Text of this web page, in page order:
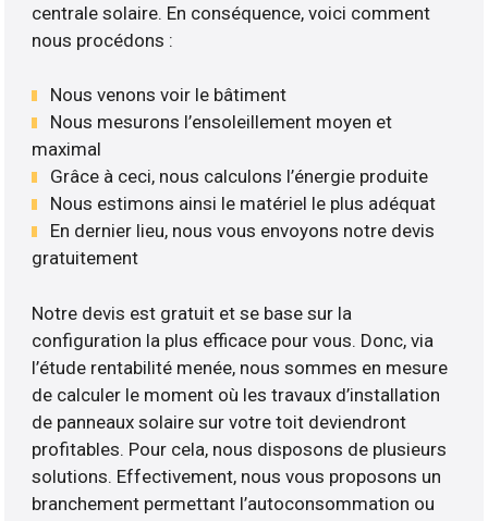
centrale solaire. En conséquence, voici comment
nous procédons :
Nous venons voir le bâtiment
Nous mesurons l’ensoleillement moyen et
maximal
Grâce à ceci, nous calculons l’énergie produite
Nous estimons ainsi le matériel le plus adéquat
En dernier lieu, nous vous envoyons notre devis
gratuitement
Notre devis est gratuit et se base sur la
configuration la plus efficace pour vous. Donc, via
l’étude rentabilité menée, nous sommes en mesure
de calculer le moment où les travaux d’installation
de panneaux solaire sur votre toit deviendront
profitables. Pour cela, nous disposons de plusieurs
solutions. Effectivement, nous vous proposons un
branchement permettant l’autoconsommation ou